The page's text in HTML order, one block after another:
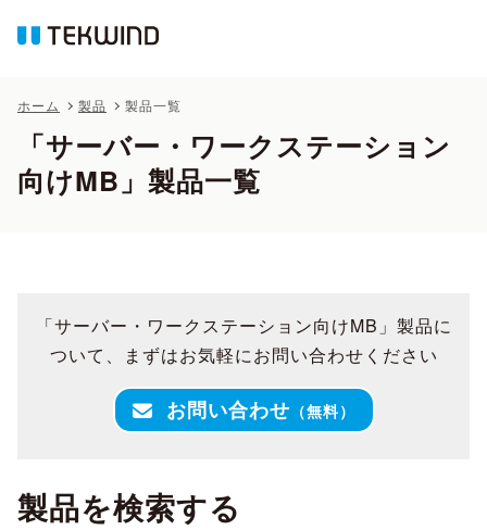
ホーム 製品 製品一覧
「サーバー・ワークステーション
向けMB」製品一覧
「サーバー・ワークステーション向けMB」製品に
ついて、まずはお気軽にお問い合わせください
お問い合わせ （無料）
製品を検索する